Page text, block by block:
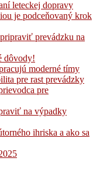
leteckej dopravy
je podceňovaný krok
prevádzku na
dôvody!
moderné tímy
pre rast prevádzky
pre
na výpadky
ihriska a ako sa